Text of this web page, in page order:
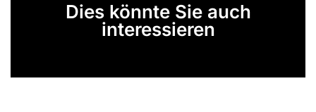
Dies könnte Sie auch
interessieren